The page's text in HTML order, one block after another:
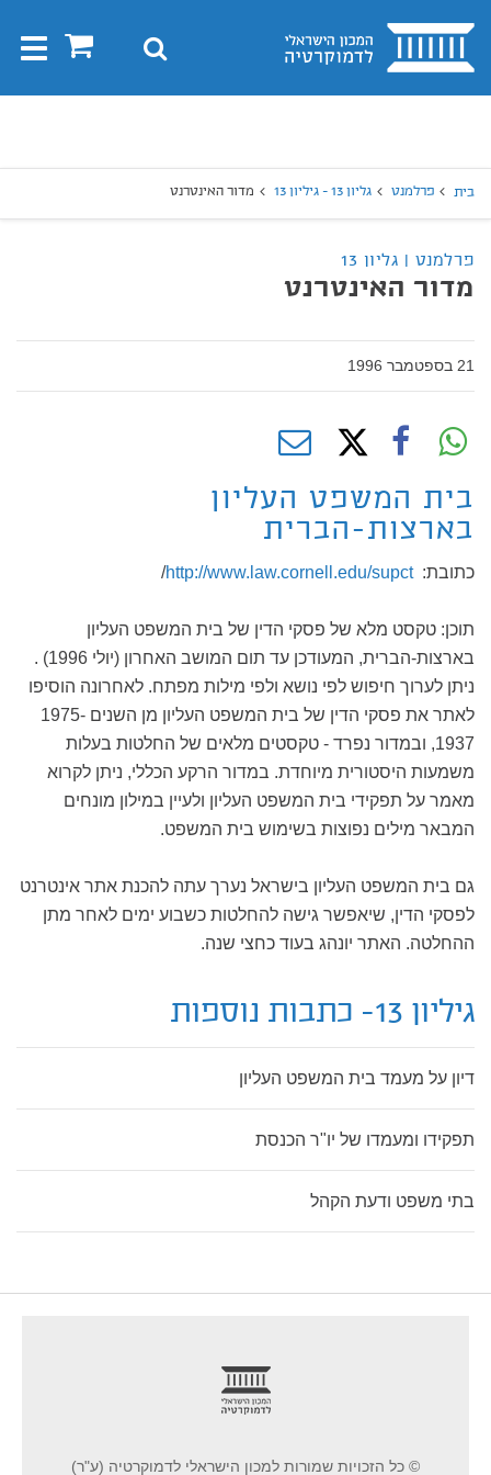
בית 0 חיפוש
בית פרלמנט גליון 13 - גיליון 13 מדור האינטרנט
פרלמנט | גליון 13
מדור האינטרנט
21 בספטמבר 1996
בית המשפט העליון
בארצות-הברית
כתובת:http://www.law.cornell.edu/supct
/
תוכן: טקסט מלא של פסקי הדין של בית המשפט העליון
בארצות-הברית, המעודכן עד תום המושב האחרון (יולי 1996) .
ניתן לערוך חיפוש לפי נושא ולפי מילות מפתח. לאחרונה הוסיפו
לאתר את פסקי הדין של בית המשפט העליון מן השנים 1975-
1937, ובמדור נפרד - טקסטים מלאים של החלטות בעלות
משמעות היסטורית מיוחדת. במדור הרקע הכללי, ניתן לקרוא
מאמר על תפקידי בית המשפט העליון ולעיין במילון מונחים
המבאר מילים נפוצות בשימוש בית המשפט.
גם בית המשפט העליון בישראל נערך עתה להכנת אתר אינטרנט
לפסקי הדין, שיאפשר גישה להחלטות כשבוע ימים לאחר מתן
ההחלטה. האתר יונהג בעוד כחצי שנה.
גיליון 13- כתבות נוספות
דיון על מעמד בית המשפט העליון
תפקידו ומעמדו של יו"ר הכנסת
בתי משפט ודעת הקהל
© כל הזכויות שמורות למכון הישראלי לדמוקרטיה (ע"ר)